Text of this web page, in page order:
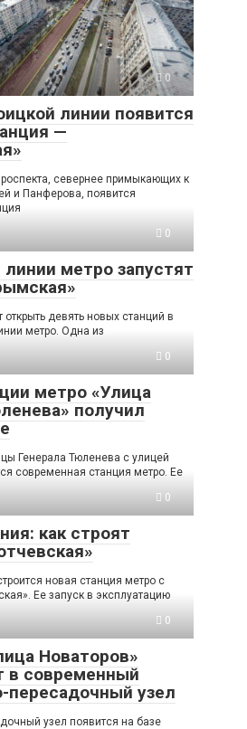
0
линии появится
—
севернее примыкающих к
и Панферова, появится
0
метро запустят
девять новых станций в
метро. Одна из
0
метро «Улица
получил
Генерала Тюленева с улицей
современная станция метро. Ее
0
как строят
новая станция метро с
Ее запуск в эксплуатацию
0
Новаторов»
в современный
пересадочный узел
узел появится на базе